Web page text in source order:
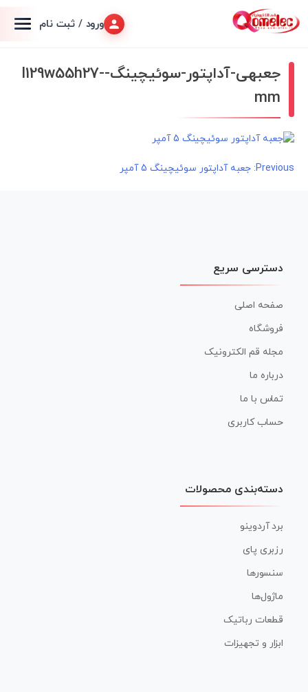
ورود / ثبت نام
جعبهی-آداپتور-سوئیچینگ-l129w55h27-
mm
راهبری
Previous: جعبه آداپتور سوئیچینگ 5 آمپر
دسترسی سریع
صفحه اصلی
فروشگاه
مجله قم الکترونیک
درباره ما
تماس با ما
حساب کاربری
دسته‌بندی محصولات
برد آردوینو
رزبری پای
سنسورها
ماژول‌ها
قطعات رباتیک
ابزار و تجهیزات